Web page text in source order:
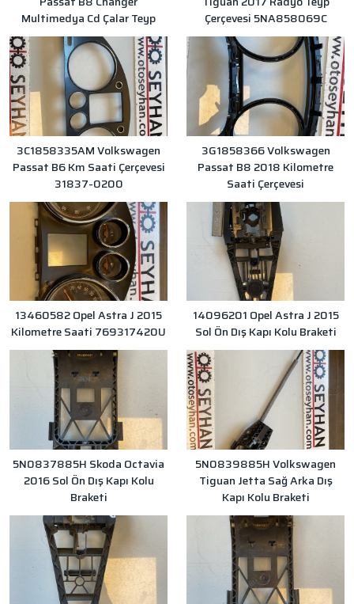
Multimedya Cd Çalar Teyp
Çerçevesi 5NA858069C
3C1858335AM Volkswagen
Passat B6 Km Saati Çerçevesi
31837-0200
3G1858366 Volkswagen
Passat B8 2018 Kilometre
Saati Çerçevesi
13460582 Opel Astra J 2015
Kilometre Saati 769317420U
14096201 Opel Astra J 2015
Sol Ön Dış Kapı Kolu Braketi
5N0837885H Skoda Octavia
2016 Sol Ön Dış Kapı Kolu
Braketi
5N0839885H Volkswagen
Tiguan Jetta Sağ Arka Dış
Kapı Kolu Braketi